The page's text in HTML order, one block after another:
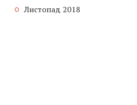
Листопад 2018